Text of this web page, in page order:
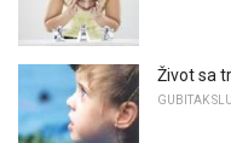
Život sa
GUBITAK